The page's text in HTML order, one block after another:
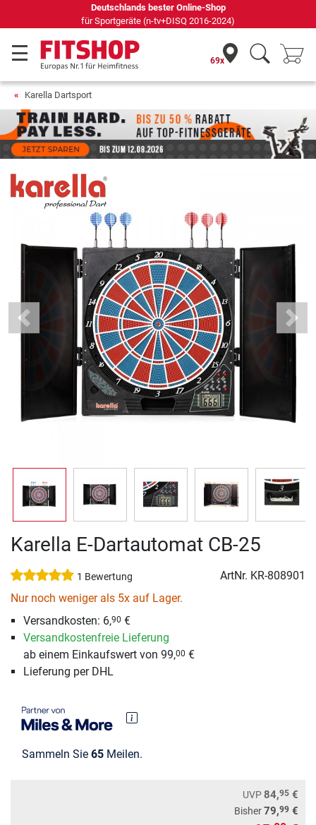
69 Fachmärkte vor Ort mit 75 eigenen Servicetechnikern
69x
Karella Dartsport
Previous Next
Karella E-Dartautomat CB-25
1 Bewertung ArtNr. KR-808901
Nur noch weniger als 5x auf Lager.
Versandkosten: 6,90 €
Versandkostenfreie Lieferung
ab einem Einkaufswert von 99,00 €
Lieferung per DHL
Sammeln Sie 65 Meilen.
UVP84,95 €
Bisher79,99 €